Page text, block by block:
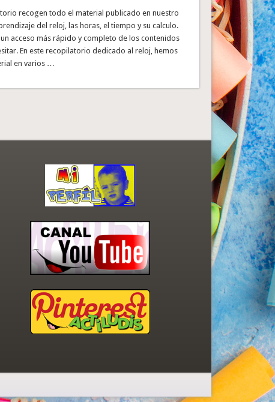
recogen todo el material publicado en nuestro
del reloj, las horas, el tiempo y su calculo.
acceso más rápido y completo de los contenidos
En este recopilatorio dedicado al reloj, hemos
en varios …